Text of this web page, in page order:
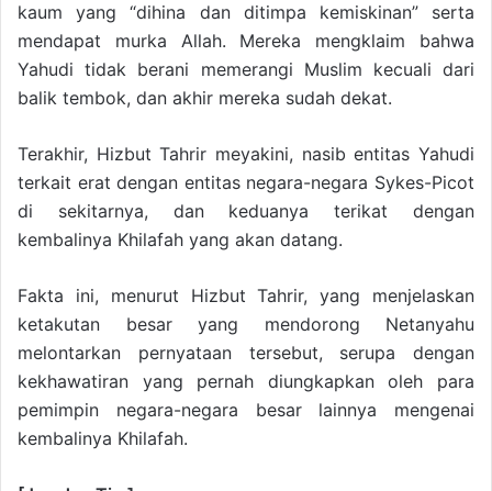
kaum yang “dihina dan ditimpa kemiskinan” serta
mendapat murka Allah. Mereka mengklaim bahwa
Yahudi tidak berani memerangi Muslim kecuali dari
balik tembok, dan akhir mereka sudah dekat.
Terakhir, Hizbut Tahrir meyakini, nasib entitas Yahudi
terkait erat dengan entitas negara-negara Sykes-Picot
di sekitarnya, dan keduanya terikat dengan
kembalinya Khilafah yang akan datang.
Fakta ini, menurut Hizbut Tahrir, yang menjelaskan
ketakutan besar yang mendorong Netanyahu
melontarkan pernyataan tersebut, serupa dengan
kekhawatiran yang pernah diungkapkan oleh para
pemimpin negara-negara besar lainnya mengenai
kembalinya Khilafah.